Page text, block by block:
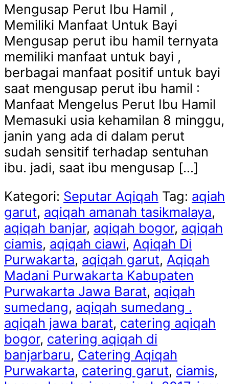
Mengusap Perut Ibu Hamil ,
Memiliki Manfaat Untuk Bayi
Mengusap perut ibu hamil ternyata
memiliki manfaat untuk bayi ,
berbagai manfaat positif untuk bayi
saat mengusap perut ibu hamil :
Manfaat Mengelus Perut Ibu Hamil
Memasuki usia kehamilan 8 minggu,
janin yang ada di dalam perut
sudah sensitif terhadap sentuhan
ibu. jadi, saat ibu mengusap […]
Kategori: Seputar Aqiqah Tag: aqiah
garut, aqiqah amanah tasikmalaya,
aqiqah banjar, aqiqah bogor, aqiqah
ciamis, aqiqah ciawi, Aqiqah Di
Purwakarta, aqiqah garut, Aqiqah
Madani Purwakarta Kabupaten
Purwakarta Jawa Barat, aqiqah
sumedang, aqiqah sumedang .
aqiqah jawa barat, catering aqiqah
bogor, catering aqiqah di
banjarbaru, Catering Aqiqah
Purwakarta, catering garut, ciamis,